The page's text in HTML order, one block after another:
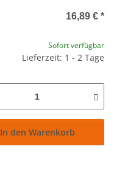
16,89 € *
Sofort verfügbar
Lieferzeit: 1 - 2 Tage
In den Warenkorb